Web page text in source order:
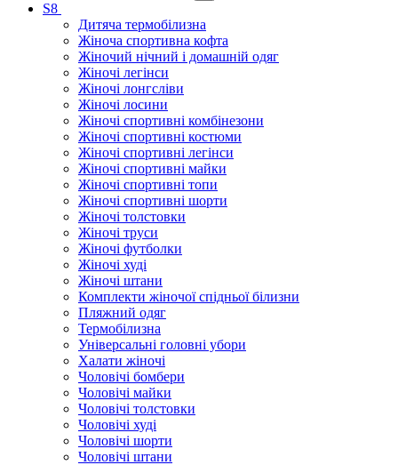
S8
Дитяча термобілизна
Жіноча спортивна кофта
Жіночий нічний і домашній одяг
Жіночі легінси
Жіночі лонгсліви
Жіночі лосини
Жіночі спортивні комбінезони
Жіночі спортивні костюми
Жіночі спортивні легінси
Жіночі спортивні майки
Жіночі спортивні топи
Жіночі спортивні шорти
Жіночі толстовки
Жіночі труси
Жіночі футболки
Жіночі худі
Жіночі штани
Комплекти жіночої спідньої білизни
Пляжний одяг
Термобілизна
Універсальні головні убори
Халати жіночі
Чоловічі бомбери
Чоловічі майки
Чоловічі толстовки
Чоловічі худі
Чоловічі шорти
Чоловічі штани